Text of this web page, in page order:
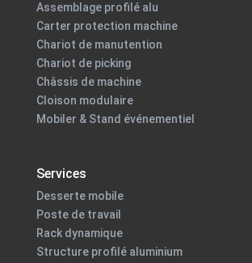
Assemblage profilé alu
Carter protection machine
Chariot de manutention
Chariot de picking
Châssis de machine
Cloison modulaire
Mobiler & Stand événementiel
Services
Desserte mobile
Poste de travail
Rack dynamique
Structure profilé aluminium